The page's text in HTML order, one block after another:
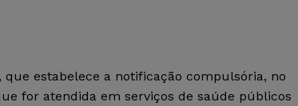
que estabelece a notificação compulsória, no
for atendida em serviços de saúde públicos